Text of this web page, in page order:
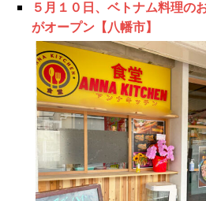
５月１０日、ベトナム料理の
がオープン【八幡市】